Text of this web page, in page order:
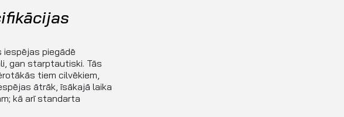
iespējas piegādē
gan starptautiski. Tās
tiem cilvēkiem,
ātrāk, īsākajā laika
kā arī standarta